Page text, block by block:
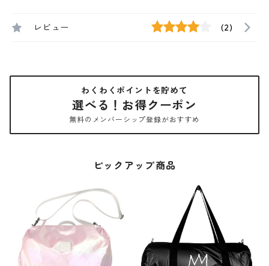
レビュー (2)
わくわくポイントを貯めて
選べる！お得クーポン
無料のメンバーシップ登録がおすすめ
ピックアップ商品